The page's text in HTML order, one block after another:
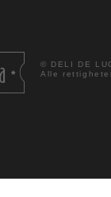
© DELI DE
Alle